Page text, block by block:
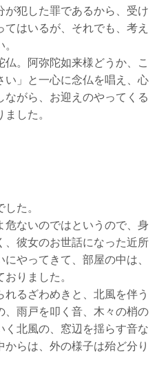
が犯した罪であるから、受け
はいるが、それでも、考え
。阿弥陀如来様どうか、こ
い」と一心に念仏を唱え、心
がら、お迎えのやってくる
した。
た。
危ないのではというので、身
、彼女のお世話になった近所
やってきて、部屋の中は、
りました。
るざわめきと、北風を伴う
、雨戸を叩く音、木々の梢の
く北風の、窓辺を揺らす音な
らは、外の様子は殆ど分り